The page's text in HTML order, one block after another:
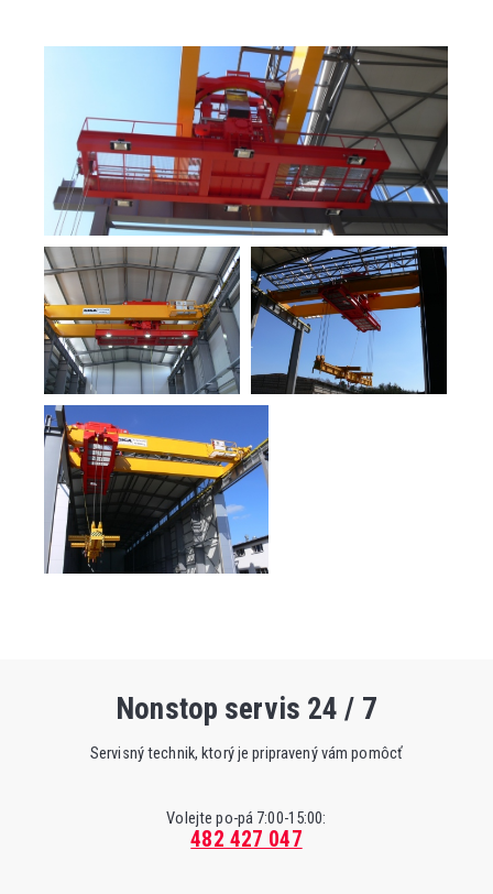
Nonstop servis 24 / 7
Servisný technik, ktorý je pripravený vám pomôcť
Volejte po-pá 7:00-15:00:
482 427 047